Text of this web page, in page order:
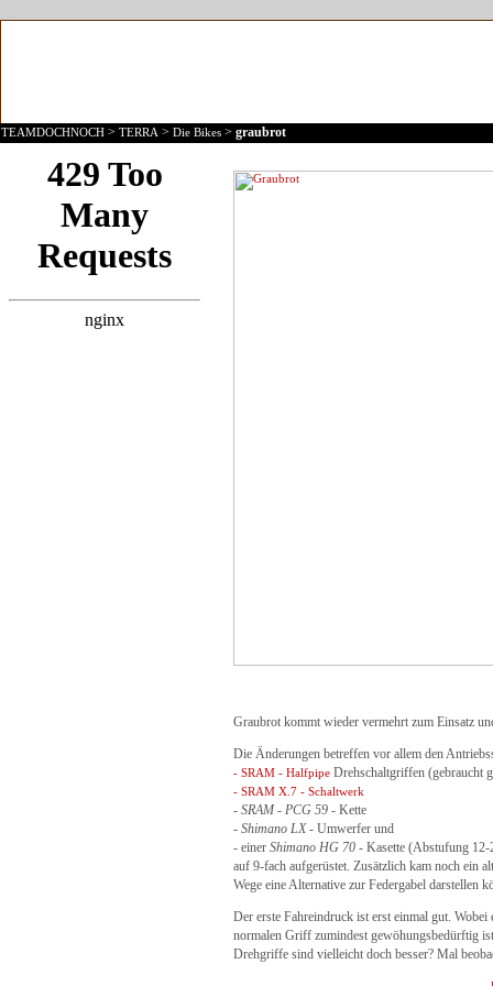
TEAMDOCHNOCH > TERRA > Die Bikes > graubrot
Graubrot kommt wieder vermehrt zum Einsatz
Die Änderungen betreffen vor allem den
- SRAM - Halfpipe Drehschaltgriffen (gebraucht
- SRAM X.7 - Schaltwerk
- SRAM - PCG 59 - Kette
- Shimano LX- Umwerfer und
- einer Shimano HG 70 - Kasette (Abstufung 12-
auf 9-fach aufgerüstet. Zusätzlich kam noch ein
Wege eine Alternative zur Federgabel darstellen
Der erste Fahreindruck ist erst einmal gut.
normalen Griff zumindest gewöhungsbedürftig
Drehgriffe sind vielleicht doch besser? Mal